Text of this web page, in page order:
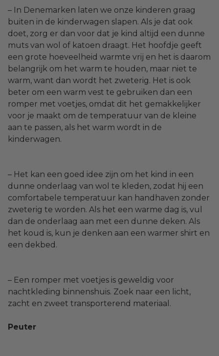
– In Denemarken laten we onze kinderen graag
buiten in de kinderwagen slapen. Als je dat ook
doet, zorg er dan voor dat je kind altijd een dunne
muts van wol of katoen draagt. Het hoofdje geeft
een grote hoeveelheid warmte vrij en het is daarom
belangrijk om het warm te houden, maar niet te
warm, want dan wordt het zweterig. Het is ook
beter om een warm vest te gebruiken dan een
romper met voetjes, omdat dit het gemakkelijker
voor je maakt om de temperatuur van de kleine
aan te passen, als het warm wordt in de
kinderwagen.
– Het kan een goed idee zijn om het kind in een
dunne onderlaag van wol te kleden, zodat hij een
comfortabele temperatuur kan handhaven zonder
zweterig te worden. Als het een warme dag is, vul
dan de onderlaag aan met een dunne deken. Als
het koud is, kun je denken aan een warmer shirt en
een dekbed.
– Een romper met voetjes is geweldig voor
nachtkleding binnenshuis. Zoek naar een licht,
zacht en zweet transporterend materiaal.
Peuter